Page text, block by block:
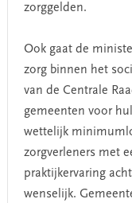
zorggelden.
Ook gaat de
zorg binnen het
van de Centrale
gemeenten voor
wettelijk
zorgverleners met
praktijkervaring
wenselijk.